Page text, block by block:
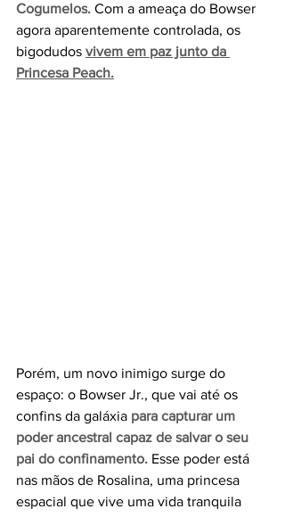
Cogumelos. Com a ameaça do Bowser
agora aparentemente controlada, os
bigodudos vivem em paz junto da
Princesa Peach.
Porém, um novo inimigo surge do
espaço: o Bowser Jr., que vai até os
confins da galáxia para capturar um
poder ancestral capaz de salvar o seu
pai do confinamento. Esse poder está
nas mãos de Rosalina, uma princesa
espacial que vive uma vida tranquila